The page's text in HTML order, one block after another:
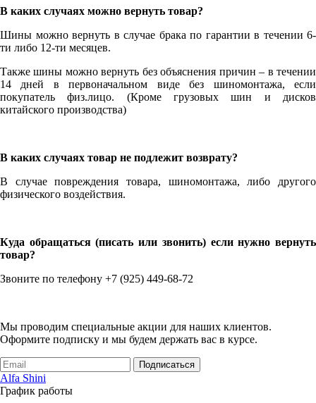
В каких случаях можно вернуть товар?
Шины можно вернуть в случае брака по гарантии в течении 6-
ти либо 12-ти месяцев.
Также шины можно вернуть без объяснения причин – в течении
14 дней в первоначальном виде без шиномонтажа, если
покупатель физ.лицо. (Кроме грузовых шин и дисков
китайского производства)
В каких случаях товар не подлежит возврату?
В случае повреждения товара, шиномонтажа, либо другого
физического воздействия.
Куда обращаться (писать или звонить) если нужно вернуть
товар?
Звоните по телефону +7 (925) 449-68-72
Мы проводим специальные акции для наших клиентов.
Оформите подписку и мы будем держать вас в курсе.
Подписаться
Alfa Shini
График работы